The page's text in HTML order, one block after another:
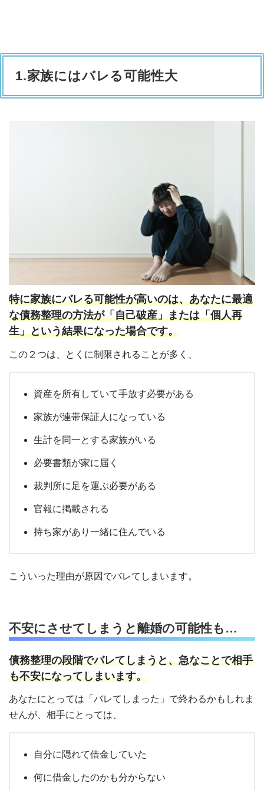
1.家族にはバレる可能性大
特に家族にバレる可能性が高いのは、あなたに最適
な債務整理の方法が「自己破産」または「個人再
生」という結果になった場合です。
この２つは、とくに制限されることが多く、
資産を所有していて手放す必要がある
家族が連帯保証人になっている
生計を同一とする家族がいる
必要書類が家に届く
裁判所に足を運ぶ必要がある
官報に掲載される
持ち家があり一緒に住んでいる
こういった理由が原因でバレてしまいます。
不安にさせてしまうと離婚の可能性も…
債務整理の段階でバレてしまうと、急なことで相手
も不安になってしまいます。
あなたにとっては「バレてしまった」で終わるかもしれま
せんが、相手にとっては、
自分に隠れて借金していた
何に借金したのかも分からない